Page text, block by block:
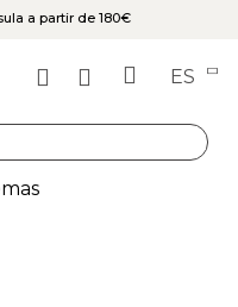
a partir de 180€
ES